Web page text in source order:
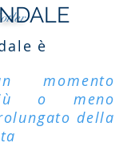
è
momento
o meno
della